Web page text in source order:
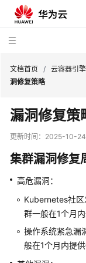
最
动
态
服
务
公
告
文档首页 / 云容器引
洞修复策略
漏洞修复策
更新时间： 2025-10-
集群漏洞修复
高危漏洞：
Kubernetes社
群一般在1个月
操作系统紧急漏
般在1个月内提